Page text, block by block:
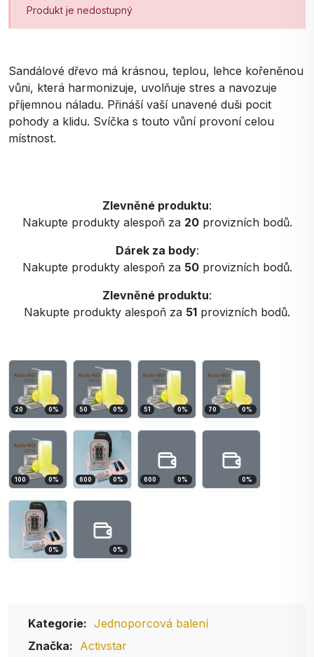
Produkt je nedostupný
Sandálové dřevo má krásnou, teplou, lehce kořeněnou
vůni, která harmonizuje, uvolňuje stres a navozuje
příjemnou náladu. Přináší vaší unavené duši pocit
pohody a klidu. Svíčka s touto vůní provoní celou
místnost.
Zlevněné produktu:
Nakupte produkty alespoň za 20provizních bodů.
Dárek za body:
Nakupte produkty alespoň za 50provizních bodů.
Zlevněné produktu:
Nakupte produkty alespoň za 51 provizních bodů.
20 0% 50 0% 51 0% 70 0%
100 0% 600 0% 600 0% 0%
0% 0%
Kategorie: Jednoporcová balení
Značka: Activstar